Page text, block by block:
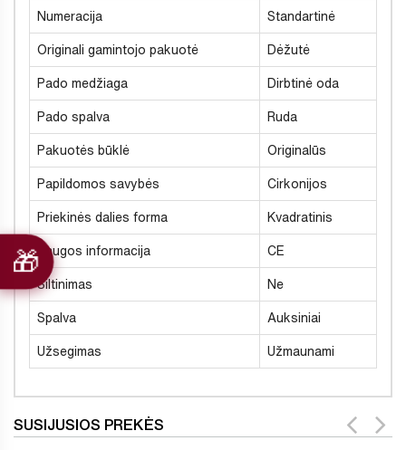
Numeracija Standartinė
Originali gamintojo pakuotė Dėžutė
Pado medžiaga Dirbtinė oda
Pado spalva Ruda
Pakuotės būklė Originalūs
Papildomos savybės Cirkonijos
Priekinės dalies forma Kvadratinis
Saugos informacija CE
Šiltinimas Ne
Spalva Auksiniai
Užsegimas Užmaunami
SUSIJUSIOS PREKĖS